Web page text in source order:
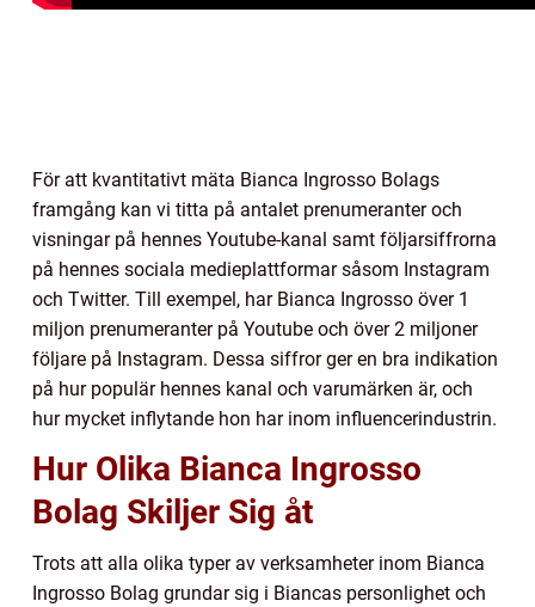
För att kvantitativt mäta Bianca Ingrosso Bolags
framgång kan vi titta på antalet prenumeranter och
visningar på hennes Youtube-kanal samt följarsiffrorna
på hennes sociala medieplattformar såsom Instagram
och Twitter. Till exempel, har Bianca Ingrosso över 1
miljon prenumeranter på Youtube och över 2 miljoner
följare på Instagram. Dessa siffror ger en bra indikation
på hur populär hennes kanal och varumärken är, och
hur mycket inflytande hon har inom influencerindustrin.
Hur Olika Bianca Ingrosso
Bolag Skiljer Sig åt
Trots att alla olika typer av verksamheter inom Bianca
Ingrosso Bolag grundar sig i Biancas personlighet och